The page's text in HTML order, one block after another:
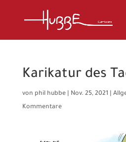
Karikatur des
von phil hubbe| Nov. 25, 2021
Kommentare